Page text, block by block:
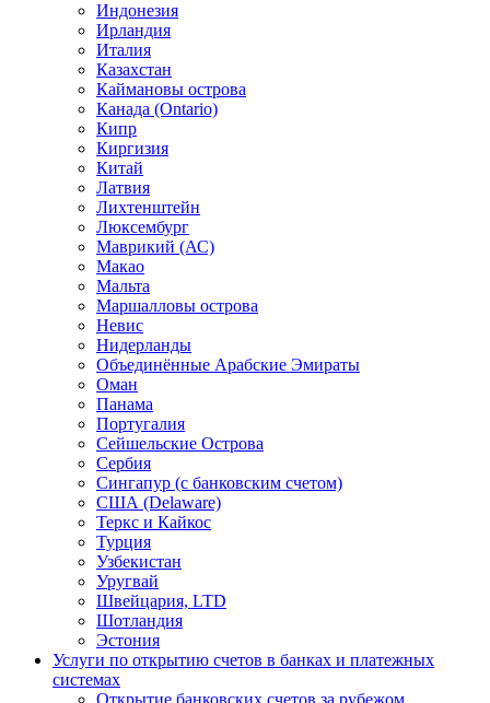
Индонезия
Ирландия
Италия
Казахстан
Каймановы острова
Канада (Ontario)
Кипр
Киргизия
Китай
Латвия
Лихтенштейн
Люксембург
Маврикий (АС)
Макао
Мальта
Маршалловы острова
Нeвис
Нидерланды
Объединённые Арабские Эмираты
Оман
Панама
Португалия
Сейшельские Острова
Сербия
Сингапур (c банковским счетом)
США (Delaware)
Теркс и Кайкос
Турция
Узбекистан
Уругвай
Швейцария, LTD
Шотландия
Эстония
Услуги по открытию счетов в банках и платежных
системах
Открытие банковских счетов за рубежом